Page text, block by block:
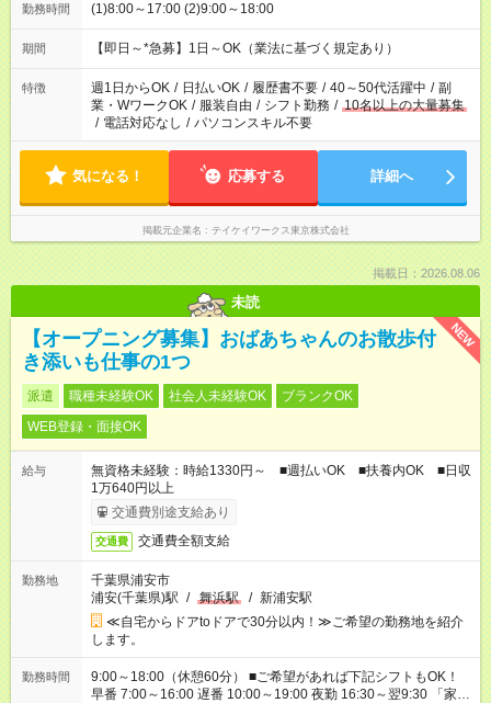
勤務時間 (1)8:00～17:00 (2)9:00～18:00
期間 【即日～*急募】1日～OK（業法に基づく規定あり）
特徴 週1日からOK / 日払いOK / 履歴書不要 / 40～50代活躍中 / 副
業・WワークOK / 服装自由 / シフト勤務 / 10名以上の大量募集
/ 電話対応なし / パソコンスキル不要
気になる！ 応募する 詳細へ
掲載元企業名 テイケイワークス東京株式会社
掲載日：2026.08.06
未読
NEW
【オープニング募集】おばあちゃんのお散歩付
き添いも仕事の1つ
派遣 職種未経験OK 社会人未経験OK
ブランクOK
WEB登録・面接OK
給与
無資格未経験：時給1330円～ ■週払いOK ■扶養内OK ■日収
1万640円以上
交通費別途支給あり
交通費 交通費全額支給
勤務地
千葉県浦安市
浦安(千葉県)駅 / 舞浜駅 / 新浦安駅
≪自宅からドアtoドアで30分以内！≫ご希望の勤務地を紹介
します。
勤務時間
9:00～18:00（休憩60分） ■ご希望があれば下記シフトもOK！
早番 7:00～16:00 遅番 10:00～19:00 夜勤 16:30～翌9:30 「家族